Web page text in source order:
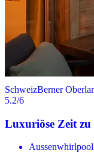
SchweizBerner
5.2/6
Luxuriöse Zeit
Aussenwhirlpool